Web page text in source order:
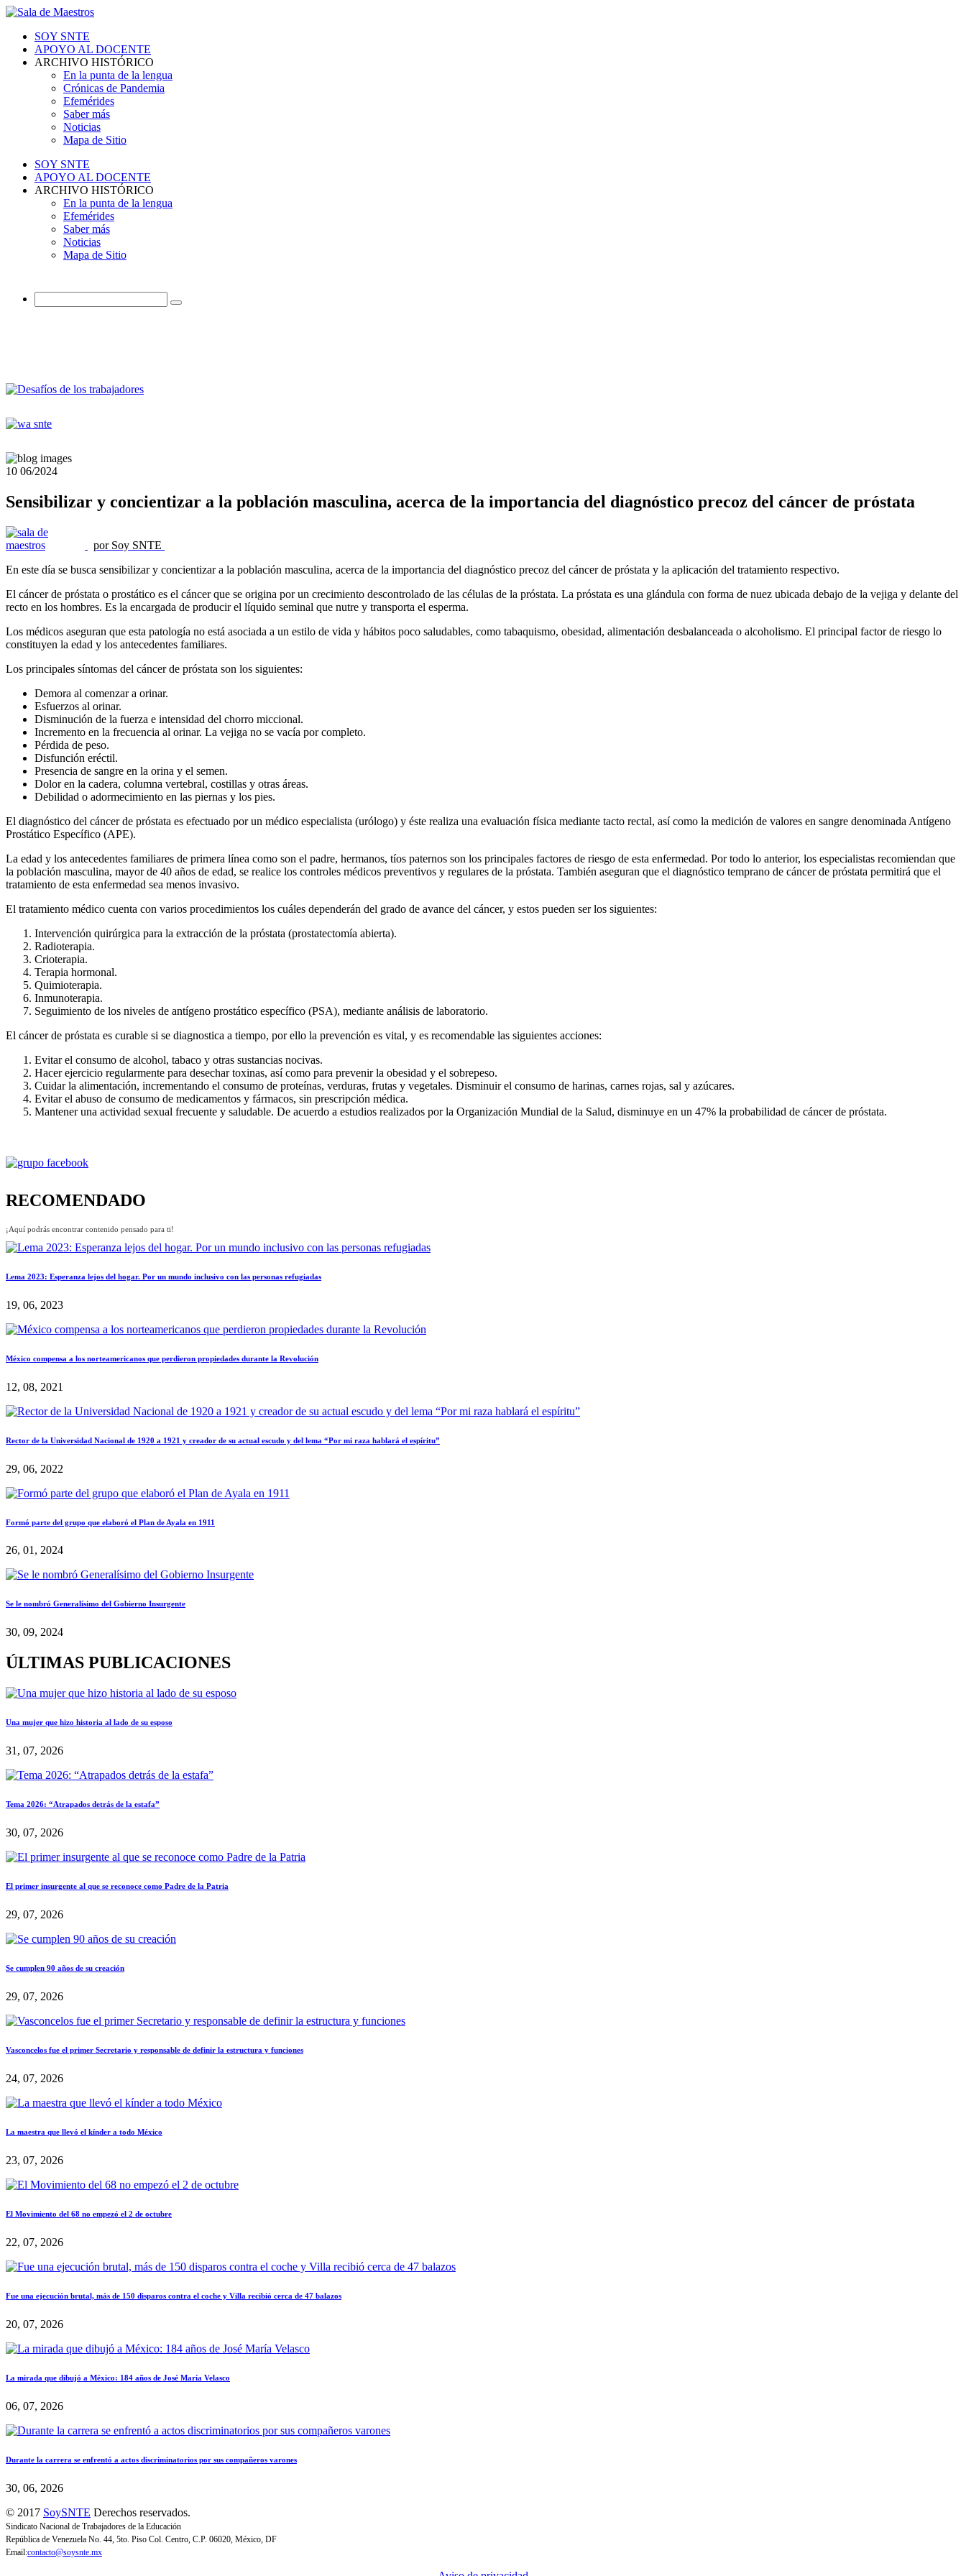
SOY SNTE
APOYO AL DOCENTE
ARCHIVO HISTÓRICO
En la punta de la lengua
Crónicas de Pandemia
Efemérides
Saber más
Noticias
Mapa de Sitio
SOY SNTE
APOYO AL DOCENTE
ARCHIVO HISTÓRICO
En la punta de la lengua
Efemérides
Saber más
Noticias
Mapa de Sitio
10 06/2024
Sensibilizar y concientizar a la población masculina, acerca de la importancia del diagnóstico precoz del cáncer de próstata
por Soy SNTE
En este día se busca sensibilizar y concientizar a la población masculina, acerca de la importancia del diagnóstico precoz del cáncer de próstata y la aplicación del tratamiento respectivo.
El cáncer de próstata o prostático es el cáncer que se origina por un crecimiento descontrolado de las células de la próstata. La próstata es una glándula con forma de nuez ubicada debajo de la vejiga y delante del
recto en los hombres. Es la encargada de producir el líquido seminal que nutre y transporta el esperma.
Los médicos aseguran que esta patología no está asociada a un estilo de vida y hábitos poco saludables, como tabaquismo, obesidad, alimentación desbalanceada o alcoholismo. El principal factor de riesgo lo
constituyen la edad y los antecedentes familiares.
Los principales síntomas del cáncer de próstata son los siguientes:
Demora al comenzar a orinar.
Esfuerzos al orinar.
Disminución de la fuerza e intensidad del chorro miccional.
Incremento en la frecuencia al orinar. La vejiga no se vacía por completo.
Pérdida de peso.
Disfunción eréctil.
Presencia de sangre en la orina y el semen.
Dolor en la cadera, columna vertebral, costillas y otras áreas.
Debilidad o adormecimiento en las piernas y los pies.
El diagnóstico del cáncer de próstata es efectuado por un médico especialista (urólogo) y éste realiza una evaluación física mediante tacto rectal, así como la medición de valores en sangre denominada Antígeno
Prostático Específico (APE).
La edad y los antecedentes familiares de primera línea como son el padre, hermanos, tíos paternos son los principales factores de riesgo de esta enfermedad. Por todo lo anterior, los especialistas recomiendan que
la población masculina, mayor de 40 años de edad, se realice los controles médicos preventivos y regulares de la próstata. También aseguran que el diagnóstico temprano de cáncer de próstata permitirá que el
tratamiento de esta enfermedad sea menos invasivo.
El tratamiento médico cuenta con varios procedimientos los cuáles dependerán del grado de avance del cáncer, y estos pueden ser los siguientes:
Intervención quirúrgica para la extracción de la próstata (prostatectomía abierta).
Radioterapia.
Crioterapia.
Terapia hormonal.
Quimioterapia.
Inmunoterapia.
Seguimiento de los niveles de antígeno prostático específico (PSA), mediante análisis de laboratorio.
El cáncer de próstata es curable si se diagnostica a tiempo, por ello la prevención es vital, y es recomendable las siguientes acciones:
Evitar el consumo de alcohol, tabaco y otras sustancias nocivas.
Hacer ejercicio regularmente para desechar toxinas, así como para prevenir la obesidad y el sobrepeso.
Cuidar la alimentación, incrementando el consumo de proteínas, verduras, frutas y vegetales. Disminuir el consumo de harinas, carnes rojas, sal y azúcares.
Evitar el abuso de consumo de medicamentos y fármacos, sin prescripción médica.
Mantener una actividad sexual frecuente y saludable. De acuerdo a estudios realizados por la Organización Mundial de la Salud, disminuye en un 47% la probabilidad de cáncer de próstata.
RECOMENDADO
¡Aquí podrás encontrar contenido pensado para ti!
Lema 2023: Esperanza lejos del hogar. Por un mundo inclusivo con las personas refugiadas
19, 06, 2023
México compensa a los norteamericanos que perdieron propiedades durante la Revolución
12, 08, 2021
Rector de la Universidad Nacional de 1920 a 1921 y creador de su actual escudo y del lema “Por mi raza hablará el espíritu”
29, 06, 2022
Formó parte del grupo que elaboró el Plan de Ayala en 1911
26, 01, 2024
Se le nombró Generalísimo del Gobierno Insurgente
30, 09, 2024
ÚLTIMAS PUBLICACIONES
Una mujer que hizo historia al lado de su esposo
31, 07, 2026
Tema 2026: “Atrapados detrás de la estafa”
30, 07, 2026
El primer insurgente al que se reconoce como Padre de la Patria
29, 07, 2026
Se cumplen 90 años de su creación
29, 07, 2026
Vasconcelos fue el primer Secretario y responsable de definir la estructura y funciones
24, 07, 2026
La maestra que llevó el kínder a todo México
23, 07, 2026
El Movimiento del 68 no empezó el 2 de octubre
22, 07, 2026
Fue una ejecución brutal, más de 150 disparos contra el coche y Villa recibió cerca de 47 balazos
20, 07, 2026
La mirada que dibujó a México: 184 años de José María Velasco
06, 07, 2026
Durante la carrera se enfrentó a actos discriminatorios por sus compañeros varones
30, 06, 2026
© 2017 SoySNTE Derechos reservados.
Sindicato Nacional de Trabajadores de la Educación
República de Venezuela No. 44, 5to. Piso Col. Centro, C.P. 06020, México, DF
Email:contacto@soysnte.mx